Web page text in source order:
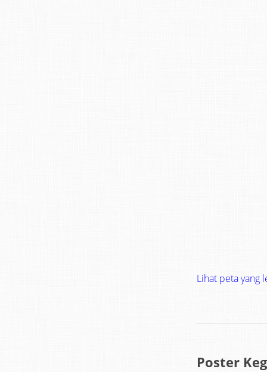
Lihat peta yang
Poster